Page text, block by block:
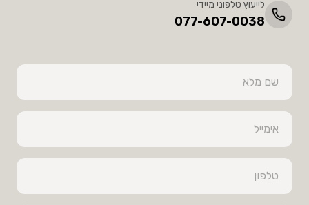
לייעוץ טלפוני מיידי
077-607-0038